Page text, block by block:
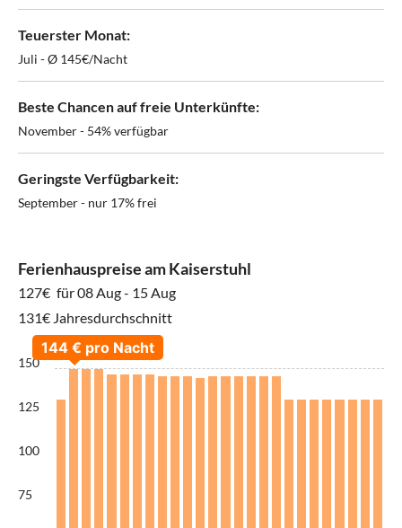
Teuerster Monat:
Juli - Ø 145€/Nacht
Beste Chancen auf freie Unterkünfte:
November - 54% verfügbar
Geringste Verfügbarkeit:
September - nur 17% frei
Ferienhauspreise am Kaiserstuhl
127€ für 08 Aug - 15 Aug
131€ Jahresdurchschnitt
150
125
100
75